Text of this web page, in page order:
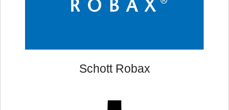
Schott Robax